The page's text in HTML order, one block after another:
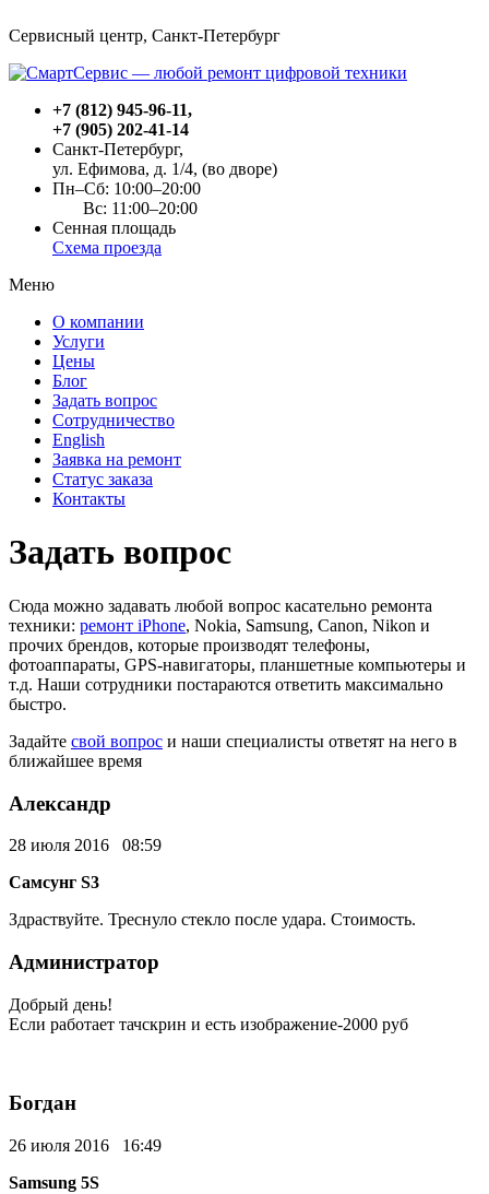
Сервисный центр, Cанкт-Петербург
+7 (812) 945-96-11,
+7 (905) 202-41-14
Санкт-Петербург,
ул. Ефимова, д. 1/4, (во дворе)
Пн–Сб: 10:00–20:00
Вс: 11:00–20:00
Сенная площадь
Схема проезда
Меню
О компании
Услуги
Цены
Блог
Задать вопрос
Сотрудничество
English
Заявка на ремонт
Статус заказа
Контакты
Задать вопрос
Сюда можно задавать любой вопрос касательно ремонта
техники: ремонт iPhone, Nokia, Samsung, Canon, Nikon и
прочих брендов, которые производят телефоны,
фотоаппараты, GPS-навигаторы, планшетные компьютеры и
т.д. Наши сотрудники постараются ответить максимально
быстро.
Задайте свой вопрос и наши специалисты ответят на него в
ближайшее время
Александр
28 июля 2016 08:59
Самсунг S3
Здраствуйте. Треснуло стекло после удара. Стоимость.
Администратор
Добрый день!
Если работает тачскрин и есть изображение-2000 руб
Богдан
26 июля 2016 16:49
Samsung 5S